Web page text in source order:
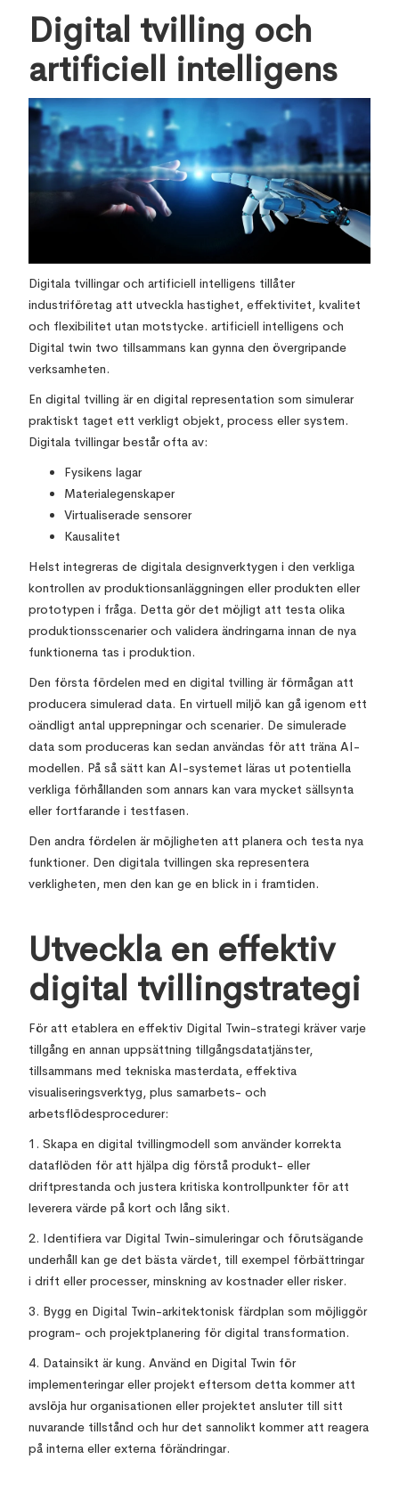
Digital tvilling och
artificiell intelligens
Digitala tvillingar och artificiell intelligens tillåter
industriföretag att utveckla hastighet, effektivitet, kvalitet
och flexibilitet utan motstycke. artificiell intelligens och
Digital twin two tillsammans kan gynna den övergripande
verksamheten.
En digital tvilling är en digital representation som simulerar
praktiskt taget ett verkligt objekt, process eller system.
Digitala tvillingar består ofta av:
Fysikens lagar
Materialegenskaper
Virtualiserade sensorer
Kausalitet
Helst integreras de digitala designverktygen i den verkliga
kontrollen av produktionsanläggningen eller produkten eller
prototypen i fråga. Detta gör det möjligt att testa olika
produktionsscenarier och validera ändringarna innan de nya
funktionerna tas i produktion.
Den första fördelen med en digital tvilling är förmågan att
producera simulerad data. En virtuell miljö kan gå igenom ett
oändligt antal upprepningar och scenarier. De simulerade
data som produceras kan sedan användas för att träna AI-
modellen. På så sätt kan AI-systemet läras ut potentiella
verkliga förhållanden som annars kan vara mycket sällsynta
eller fortfarande i testfasen.
Den andra fördelen är möjligheten att planera och testa nya
funktioner. Den digitala tvillingen ska representera
verkligheten, men den kan ge en blick in i framtiden.
Utveckla en effektiv
digital tvillingstrategi
För att etablera en effektiv Digital Twin-strategi kräver varje
tillgång en annan uppsättning tillgångsdatatjänster,
tillsammans med tekniska masterdata, effektiva
visualiseringsverktyg, plus samarbets- och
arbetsflödesprocedurer:
1. Skapa en digital tvillingmodell som använder korrekta
dataflöden för att hjälpa dig förstå produkt- eller
driftprestanda och justera kritiska kontrollpunkter för att
leverera värde på kort och lång sikt.
2. Identifiera var Digital Twin-simuleringar och förutsägande
underhåll kan ge det bästa värdet, till exempel förbättringar
i drift eller processer, minskning av kostnader eller risker.
3. Bygg en Digital Twin-arkitektonisk färdplan som möjliggör
program- och projektplanering för digital transformation.
4. Datainsikt är kung. Använd en Digital Twin för
implementeringar eller projekt eftersom detta kommer att
avslöja hur organisationen eller projektet ansluter till sitt
nuvarande tillstånd och hur det sannolikt kommer att reagera
på interna eller externa förändringar.